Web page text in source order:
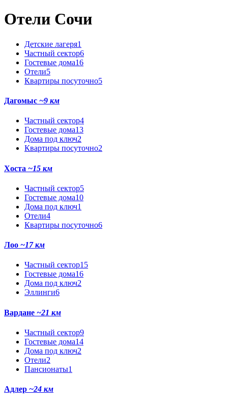
Отели Сочи
Детские лагеря1
Частный сектор6
Гостевые дома16
Отели5
Квартиры посуточно5
Дагомыс ~9 км
Частный сектор4
Гостевые дома13
Дома под ключ2
Квартиры посуточно2
Хоста ~15 км
Частный сектор5
Гостевые дома10
Дома под ключ1
Отели4
Квартиры посуточно6
Лоо ~17 км
Частный сектор15
Гостевые дома16
Дома под ключ2
Эллинги6
Вардане ~21 км
Частный сектор9
Гостевые дома14
Дома под ключ2
Отели2
Пансионаты1
Адлер ~24 км